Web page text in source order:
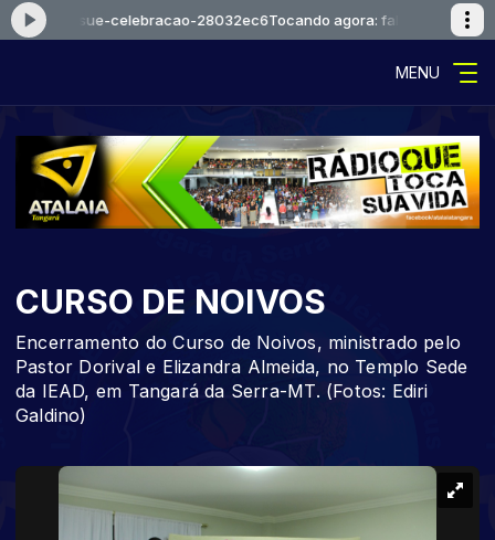
celebracao-28032ec6Tocando agora: falcaoejosue-
MENU
CURSO DE NOIVOS
Encerramento do Curso de Noivos, ministrado pelo
Pastor Dorival e Elizandra Almeida, no Templo Sede
da IEAD, em Tangará da Serra-MT. (Fotos: Ediri
Galdino)